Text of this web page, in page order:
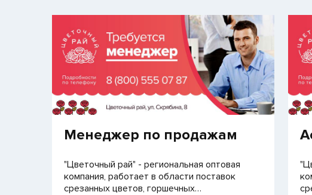
Менеджер по продажам
"Цветочный рай" - региональная оптовая
компания, работает в области поставок
срезанных цветов, горшечных…